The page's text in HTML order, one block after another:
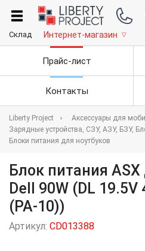
Склад Интернет-магазин ▽
Прайс-лист
Контакты
Liberty Project
Аксессуары для
Зарядные устройства, СЗУ, АЗУ, БЗУ,
Блоки питания для ноутбуков
Блок питания
Dell 90W (DL
(PA-10))
Артикул: CD013388